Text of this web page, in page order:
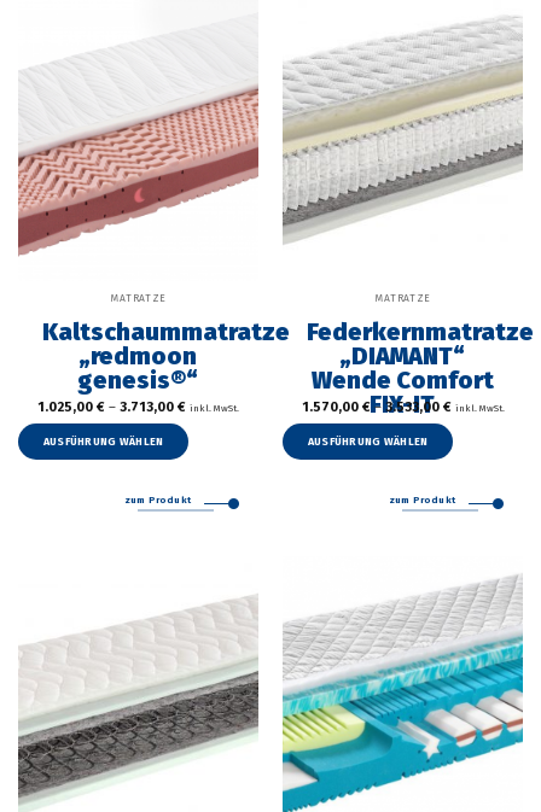
Produktseite
gewählt
werden
können
auf
der
gewählt
werden
MATRATZE
Kaltschaummatratze
„redmoon
genesis®“
1.025,00 € – 3.713,00 € inkl. MwSt.
AUSFÜHRUNG WÄHLEN
Varianten
auf
Produktseite
gewählt
werden
zum Produkt
MATRATZE
Federkernmatratze
„DIAMANT“
Wende Comfort
FIX-IT
1.570,00 €– 3.533,00 € inkl. MwSt.
AUSFÜHRUNG WÄHLEN
können
auf
der
gewählt
werden
zum Produkt